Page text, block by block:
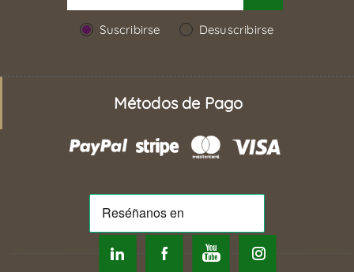
Suscribirse Desuscribirse
Métodos de Pago